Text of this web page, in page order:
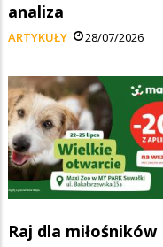
analiza
ARTYKUŁY 28/07/2026
Raj dla miłośników